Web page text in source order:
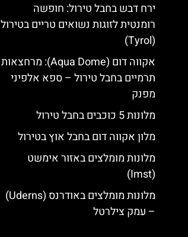
ירח דבש בחבל טירול: חופשה
רומנטית לזוגות נשואים טריים בטירול
(Tyrol)
אקווה דום (Aqua Dome): מרחצאות
תרמיים בחבל טירול – ספא אלפיני
מפנק
מלונות 5 כוכבים בחבל טירול
מלון אקווה דום בחבל אוץ בטירול
מלונות מומלצים באזור אימשט
(Imst)
מלונות מומלצים באודרנס (Uderns)
– עמק צילרטל